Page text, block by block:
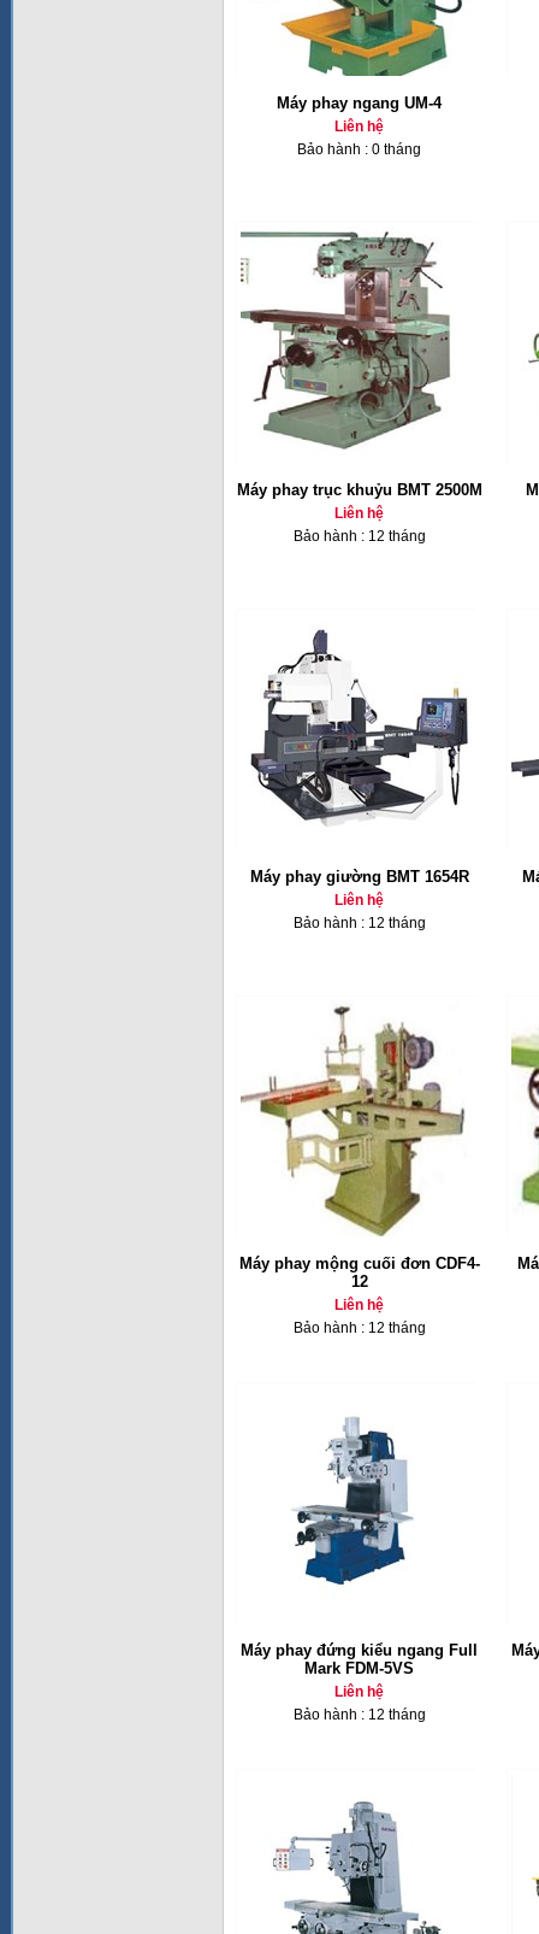
Máy phay ngang UM-4
Liên hệ
Bảo hành : 0 tháng
Máy phay trục khuỷu BMT 2500M
Liên hệ
Bảo hành : 12 tháng
Máy phay giường BMT 1654R
Liên hệ
Bảo hành : 12 tháng
Máy phay mộng cuối đơn CDF4-
12
Liên hệ
Bảo hành : 12 tháng
Máy phay đứng kiểu ngang Full
Mark FDM-5VS
Liên hệ
Bảo hành : 12 tháng